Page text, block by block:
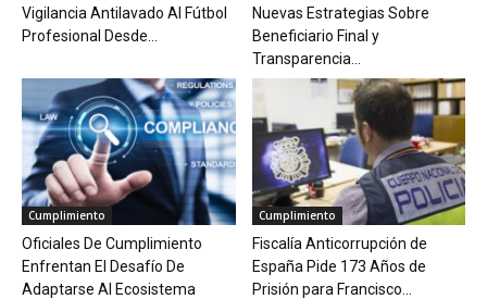
Vigilancia Antilavado Al Fútbol
Profesional Desde...
Nuevas Estrategias Sobre
Beneficiario Final y
Transparencia...
Cumplimiento
Oficiales De Cumplimiento
Enfrentan El Desafío De
Adaptarse Al Ecosistema
Cumplimiento
Fiscalía Anticorrupción de
España Pide 173 Años de
Prisión para Francisco...